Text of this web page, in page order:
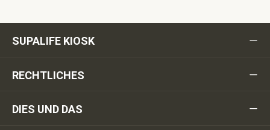
SUPALIFE KIOSK
RECHTLICHES
DIES UND DAS